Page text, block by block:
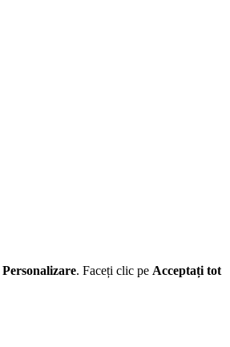
Personalizare. Faceți clic pe Acceptați tot